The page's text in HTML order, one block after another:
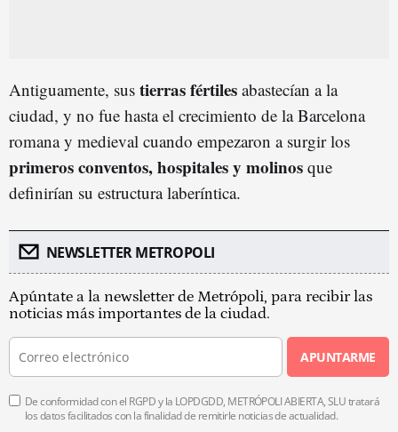
Antiguamente, sus tierras fértiles abastecían a la
ciudad, y no fue hasta el crecimiento de la Barcelona
romana y medieval cuando empezaron a surgir los
primeros conventos, hospitales y molinos que
definirían su estructura laberíntica.
NEWSLETTER METROPOLI
Apúntate a la newsletter de Metrópoli, para recibir las
noticias más importantes de la ciudad.
APUNTARME
De conformidad con el RGPD y la LOPDGDD, METRÓPOLI ABIERTA, SLU tratará
los datos facilitados con la finalidad de remitirle noticias de actualidad.